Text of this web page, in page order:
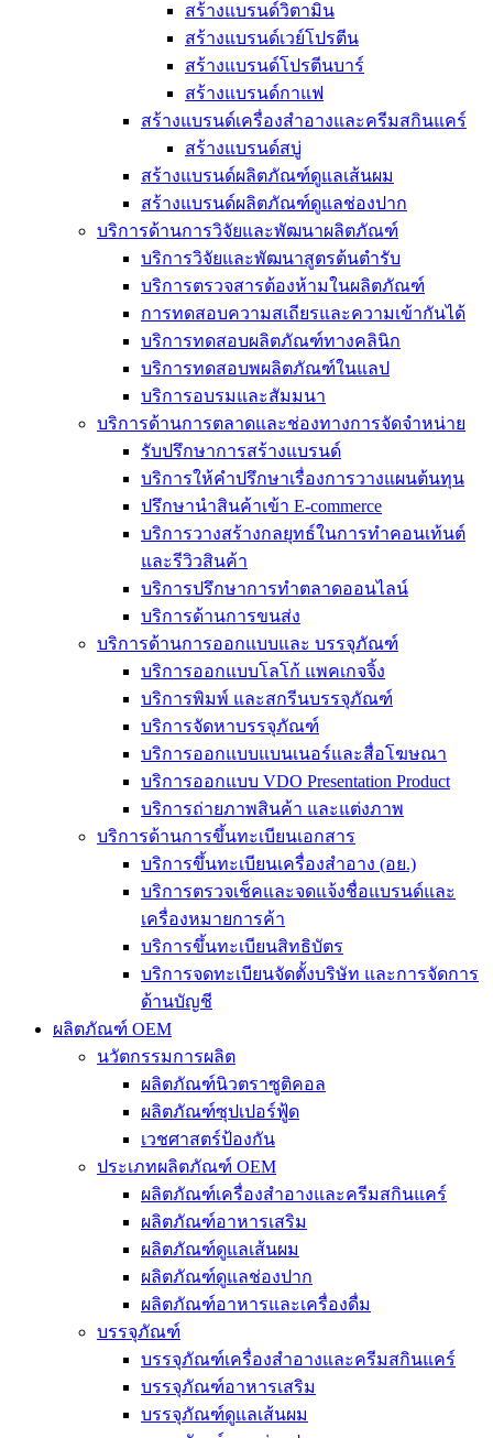
สร้างแบรนด์วิตามิน
สร้างแบรนด์เวย์โปรตีน
สร้างแบรนด์โปรตีนบาร์
สร้างแบรนด์กาแฟ
สร้างแบรนด์เครื่องสำอางและครีมสกินแคร์
สร้างแบรนด์สบู่
สร้างแบรนด์ผลิตภัณฑ์ดูแลเส้นผม
สร้างแบรนด์ผลิตภัณฑ์ดูแลช่องปาก
บริการด้านการวิจัยและพัฒนาผลิตภัณฑ์
บริการวิจัยและพัฒนาสูตรต้นตำรับ
บริการตรวจสารต้องห้ามในผลิตภัณฑ์
การทดสอบความสเถียรและความเข้ากันได้
บริการทดสอบผลิตภัณฑ์ทางคลินิก
บริการทดสอบพผลิตภัณฑ์ในแลป
บริการอบรมและสัมมนา
บริการด้านการตลาดและช่องทางการจัดจำหน่าย
รับปรึกษาการสร้างแบรนด์
บริการให้คำปรึกษาเรื่องการวางแผนต้นทุน
ปรึกษานำสินค้าเข้า E-commerce
บริการวางสร้างกลยุทธ์ในการทำคอนเท้นต์
และรีวิวสินค้า
บริการปรึกษาการทำตลาดออนไลน์
บริการด้านการขนส่ง
บริการด้านการออกแบบและ บรรจุภัณฑ์
บริการออกแบบโลโก้ แพคเกจจิ้ง
บริการพิมพ์ และสกรีนบรรจุภัณฑ์
บริการจัดหาบรรจุภัณฑ์
บริการออกแบบแบนเนอร์และสื่อโฆษณา
บริการออกแบบ VDO Presentation Product
บริการถ่ายภาพสินค้า และแต่งภาพ
บริการด้านการขึ้นทะเบียนเอกสาร
บริการขึ้นทะเบียนเครื่องสำอาง (อย.)
บริการตรวจเช็คและจดแจ้งชื่อแบรนด์และ
เครื่องหมายการค้า
บริการขึ้นทะเบียนสิทธิบัตร
บริการจดทะเบียนจัดตั้งบริษัท และการจัดการ
ด้านบัญชี
ผลิตภัณฑ์ OEM
นวัตกรรมการผลิต
ผลิตภัณฑ์นิวตราซูติคอล
ผลิตภัณฑ์ซุปเปอร์ฟู้ด
เวชศาสตร์ป้องกัน
ประเภทผลิตภัณฑ์ OEM
ผลิตภัณฑ์เครื่องสำอางและครีมสกินแคร์
ผลิตภัณฑ์อาหารเสริม
ผลิตภัณฑ์ดูแลเส้นผม
ผลิตภัณฑ์ดูแลช่องปาก
ผลิตภัณฑ์อาหารและเครื่องดื่ม
บรรจุภัณฑ์
บรรจุภัณฑ์เครื่องสำอางและครีมสกินแคร์
บรรจุภัณฑ์อาหารเสริม
บรรจุภัณฑ์ดูแลเส้นผม